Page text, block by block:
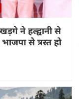
ने हल्द्वानी से
से त्रस्त हो